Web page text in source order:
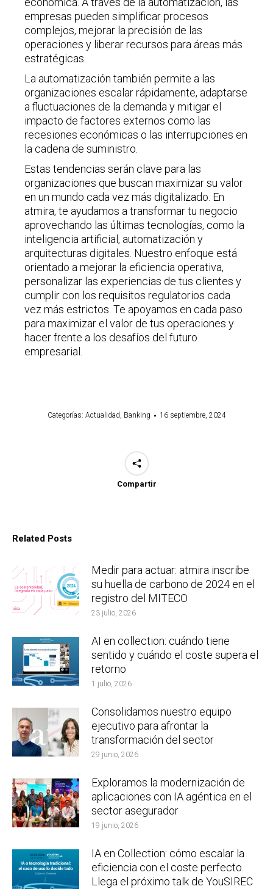
empresas pueden simplificar procesos
complejos, mejorar la precisión de las
operaciones y liberar recursos para áreas más
estratégicas.
La automatización también permite a las
organizaciones escalar rápidamente, adaptarse
a fluctuaciones de la demanda y mitigar el
impacto de factores externos como las
recesiones económicas o las interrupciones en
la cadena de suministro.
Estas tendencias serán clave para las
organizaciones que buscan maximizar su valor
en un mundo cada vez más digitalizado. En
atmira, te ayudamos a transformar tu negocio
aprovechando las últimas tecnologías, como la
inteligencia artificial, automatización y
arquitecturas digitales. Nuestro enfoque está
orientado a mejorar la eficiencia operativa,
personalizar las experiencias de tus clientes y
cumplir con los requisitos regulatorios cada
vez más estrictos. Te apoyamos en cada paso
para maximizar el valor de tus operaciones y
hacer frente a los desafíos del futuro
empresarial.
Categorías: Actualidad, Banking 16 septiembre, 2024
Compartir
Related Posts
Medir para actuar: atmira inscribe
su huella de carbono de 2024 en el
registro del MITECO
23 julio, 2026
AI en collection: cuándo tiene
sentido y cuándo el coste supera el
retorno
1 julio, 2026
Consolidamos nuestro equipo
ejecutivo para afrontar la
transformación del sector
29 junio, 2026
Exploramos la modernización de
aplicaciones con IA agéntica en el
sector asegurador
19 junio, 2026
IA en Collection: cómo escalar la
eficiencia con el coste perfecto.
Llega el próximo talk de YouSIREC